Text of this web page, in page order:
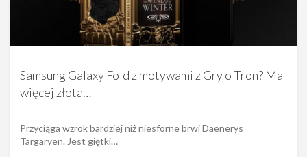
Samsung Galaxy Fold z motywami z Gry o Tron? Ma
więcej złota…
Przyciąga wzrok bardziej niż niesforne brwi Daenerys
Targaryen. Jest giętki…